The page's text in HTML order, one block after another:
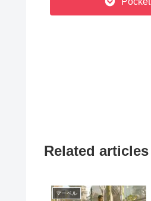
Related articles
マーベル